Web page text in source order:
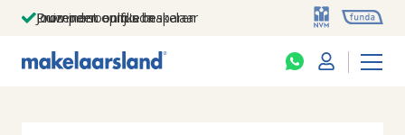
Jouw persoonlijke makelaar
Duizenden euro's besparen
Prominent op funda